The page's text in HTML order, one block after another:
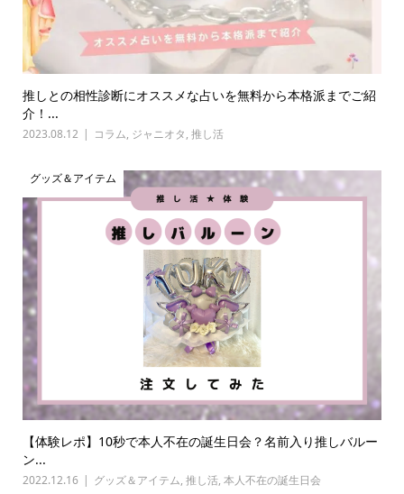
推しとの相性診断にオススメな占いを無料から本格派までご紹
介！...
2023.08.12 コラム, ジャニオタ, 推し活
グッズ＆アイテム
【体験レポ】10秒で本人不在の誕生日会？名前入り推しバルー
ン...
2022.12.16 グッズ＆アイテム, 推し活, 本人不在の誕生日会